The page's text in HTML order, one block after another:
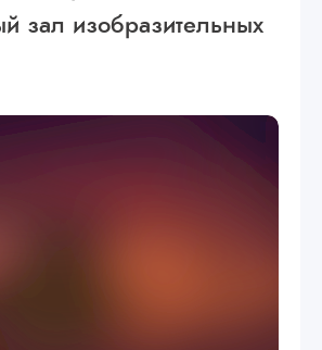
зал изобразительных